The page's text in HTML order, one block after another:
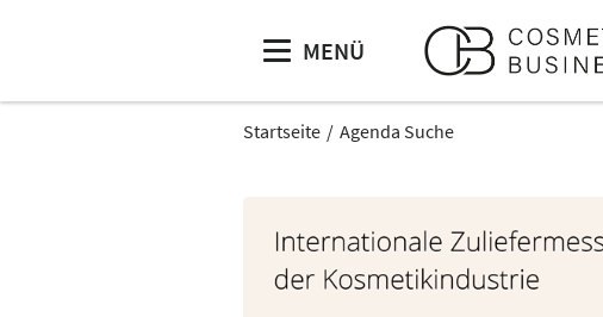
MENÜ
Startseite Agenda Suche